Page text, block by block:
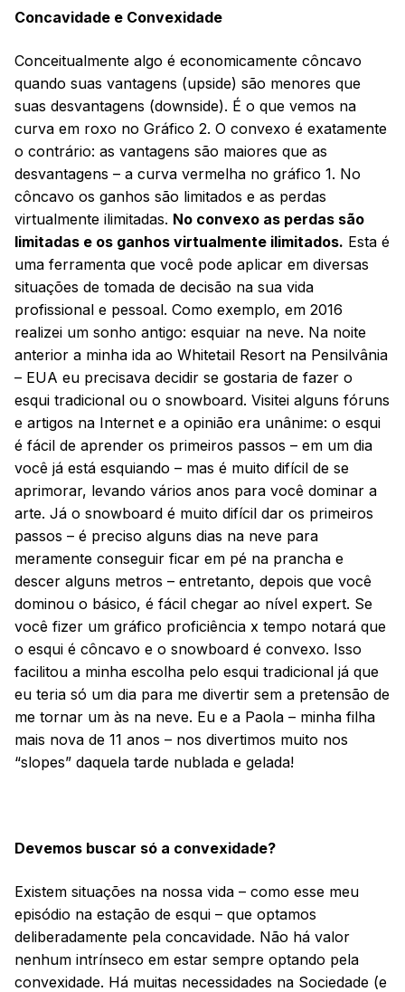
Concavidade e Convexidade
Conceitualmente algo é economicamente côncavo
quando suas vantagens (upside) são menores que
suas desvantagens (downside). É o que vemos na
curva em roxo no Gráfico 2. O convexo é exatamente
o contrário: as vantagens são maiores que as
desvantagens – a curva vermelha no gráfico 1. No
côncavo os ganhos são limitados e as perdas
virtualmente ilimitadas. No convexo as perdas são
limitadas e os ganhos virtualmente ilimitados. Esta é
uma ferramenta que você pode aplicar em diversas
situações de tomada de decisão na sua vida
profissional e pessoal. Como exemplo, em 2016
realizei um sonho antigo: esquiar na neve. Na noite
anterior a minha ida ao Whitetail Resort na Pensilvânia
– EUA eu precisava decidir se gostaria de fazer o
esqui tradicional ou o snowboard. Visitei alguns fóruns
e artigos na Internet e a opinião era unânime: o esqui
é fácil de aprender os primeiros passos – em um dia
você já está esquiando – mas é muito difícil de se
aprimorar, levando vários anos para você dominar a
arte. Já o snowboard é muito difícil dar os primeiros
passos – é preciso alguns dias na neve para
meramente conseguir ficar em pé na prancha e
descer alguns metros – entretanto, depois que você
dominou o básico, é fácil chegar ao nível expert. Se
você fizer um gráfico proficiência x tempo notará que
o esqui é côncavo e o snowboard é convexo. Isso
facilitou a minha escolha pelo esqui tradicional já que
eu teria só um dia para me divertir sem a pretensão de
me tornar um às na neve. Eu e a Paola – minha filha
mais nova de 11 anos – nos divertimos muito nos
“slopes” daquela tarde nublada e gelada!
Devemos buscar só a convexidade?
Existem situações na nossa vida – como esse meu
episódio na estação de esqui – que optamos
deliberadamente pela concavidade. Não há valor
nenhum intrínseco em estar sempre optando pela
convexidade. Há muitas necessidades na Sociedade (e